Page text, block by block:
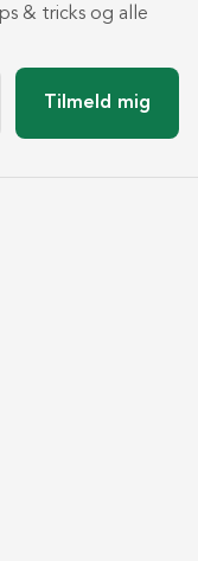
& tricks og alle
Tilmeld mig